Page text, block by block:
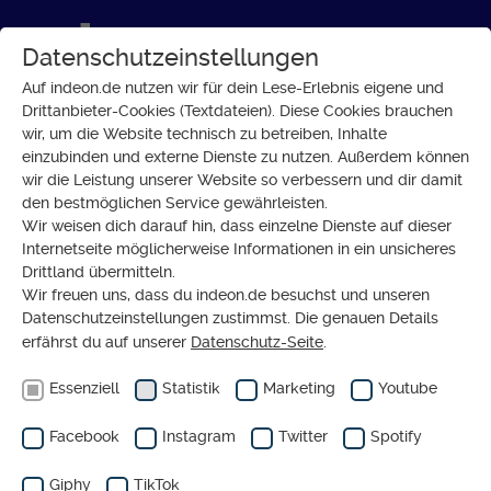
GESELLSCHAFT
Mahnaz kämpft für die Freiheit
afghanischer Frauen
Datenschutzeinstellungen
Auf indeon.de nutzen wir für dein Lese-Erlebnis eigene und
Drittanbieter-Cookies (Textdateien). Diese Cookies brauchen
wir, um die Website technisch zu betreiben, Inhalte
einzubinden und externe Dienste zu nutzen. Außerdem können
wir die Leistung unserer Website so verbessern und dir damit
den bestmöglichen Service gewährleisten.
Wir weisen dich darauf hin, dass einzelne Dienste auf dieser
Internetseite möglicherweise Informationen in ein unsicheres
Drittland übermitteln.
Wir freuen uns, dass du indeon.de besuchst und unseren
Datenschutzeinstellungen zustimmst. Die genauen Details
erfährst du auf unserer Datenschutz-Seite
Essenziell Statistik Marketing Youtube
Facebook Instagram Twitter Spotify
Giphy TikTok